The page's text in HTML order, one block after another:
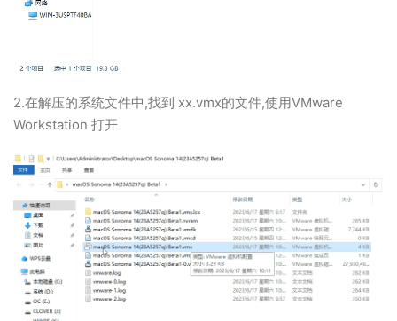
2.在解压的系统文件中,找到 xx.vmx的文件,使用VMware
Workstation 打开